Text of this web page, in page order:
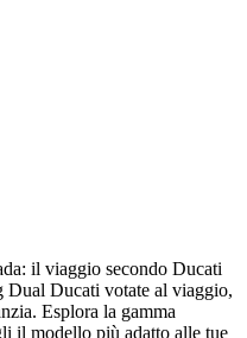
il viaggio secondo Ducati
Ducati votate al viaggio,
Esplora la gamma
il modello più adatto alle tue